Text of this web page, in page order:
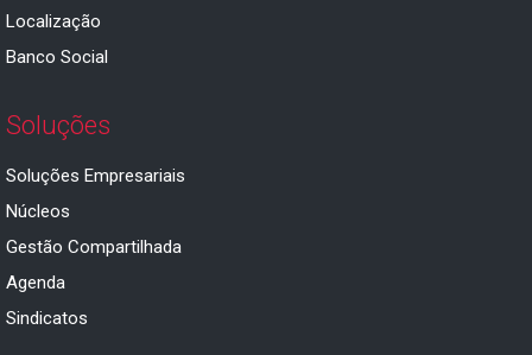
Localização
Banco Social
Soluções
Soluções Empresariais
Núcleos
Gestão Compartilhada
Agenda
Sindicatos